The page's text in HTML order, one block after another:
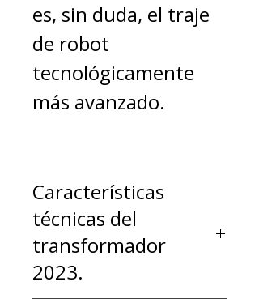
es, sin duda, el traje
de robot
tecnológicamente
más avanzado.
Características
técnicas del
transformador
2023.